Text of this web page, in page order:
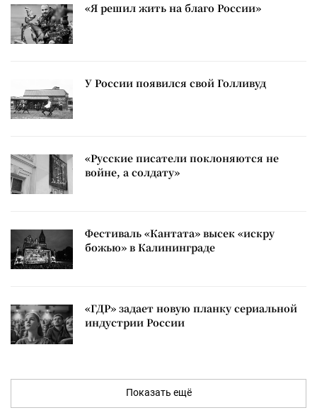
«Я решил жить на благо России»
У России появился свой Голливуд
«Русские писатели поклоняются не
войне, а солдату»
Фестиваль «Кантата» высек «искру
божью» в Калининграде
«ГДР» задает новую планку сериальной
индустрии России
Показать ещё